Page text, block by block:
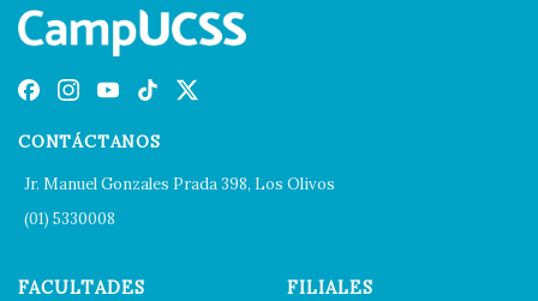
CONTÁCTANOS
Jr. Manuel Gonzales Prada 398, Los Olivos
(01) 5330008
FACULTADES FILIALES